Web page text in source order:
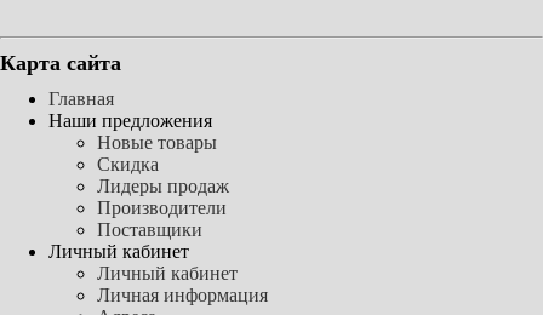
Карта сайта
Главная
Наши предложения
Новые товары
Скидка
Лидеры продаж
Производители
Поставщики
Личный кабинет
Личный кабинет
Личная информация